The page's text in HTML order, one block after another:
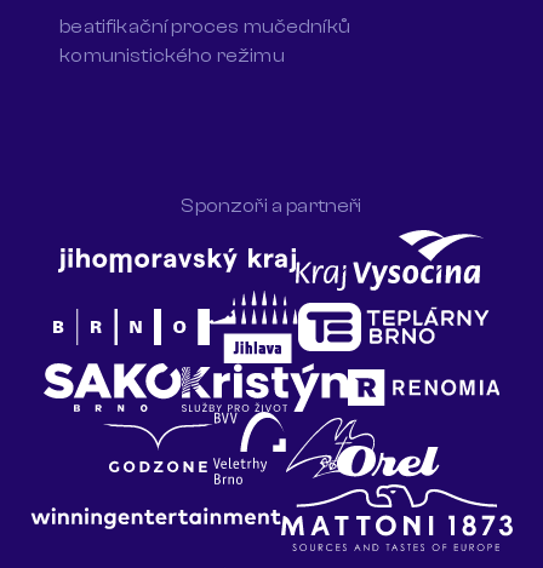
beatifikační proces mučedníků
komunistického režimu
Sponzoři a partneři